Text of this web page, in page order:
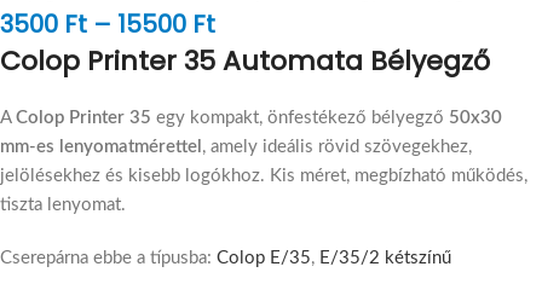
3500 Ft – 15500 Ft
Colop Printer 35 Automata Bélyegző
A Colop Printer 35 egy kompakt, önfestékező bélyegző 50x30
mm-es lenyomatmérettel , amely ideális rövid szövegekhez,
jelölésekhez és kisebb logókhoz. Kis méret, megbízható működés,
tiszta lenyomat.
Cserepárna ebbe a típusba: Colop E/35, E/35/2 kétszínű